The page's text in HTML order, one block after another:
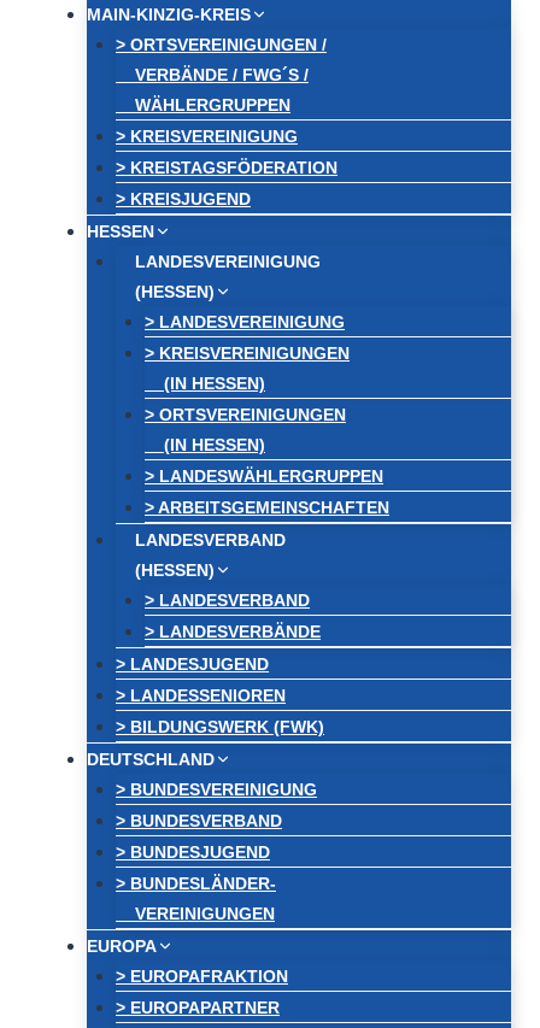
MAIN-KINZIG-KREIS
> ORTSVEREINIGUNGEN /
VERBÄNDE / FWG´S /
WÄHLERGRUPPEN
> KREISVEREINIGUNG
> KREISTAGSFÖDERATION
> KREISJUGEND
HESSEN
LANDESVEREINIGUNG
(HESSEN)
> LANDESVEREINIGUNG
> KREISVEREINIGUNGEN
(IN HESSEN)
> ORTSVEREINIGUNGEN
(IN HESSEN)
> LANDESWÄHLERGRUPPEN
> ARBEITSGEMEINSCHAFTEN
LANDESVERBAND
(HESSEN)
> LANDESVERBAND
> LANDESVERBÄNDE
> LANDESJUGEND
> LANDESSENIOREN
> BILDUNGSWERK (FWK)
DEUTSCHLAND
> BUNDESVEREINIGUNG
> BUNDESVERBAND
> BUNDESJUGEND
> BUNDESLÄNDER-
VEREINIGUNGEN
EUROPA
> EUROPAFRAKTION
> EUROPAPARTNER